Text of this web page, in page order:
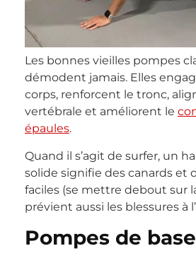
Les bonnes vieilles pompes
démodent jamais. Elles
corps, renforcent le tronc,
vertébrale et améliorent le
épaules.
Quand il s’agit de surfer, un
solide signifie des canards et
faciles (se mettre debout sur
prévient aussi les blessures à
Pompes de base